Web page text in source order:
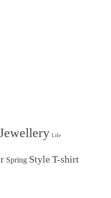
Life
Spring StyleT-shirt